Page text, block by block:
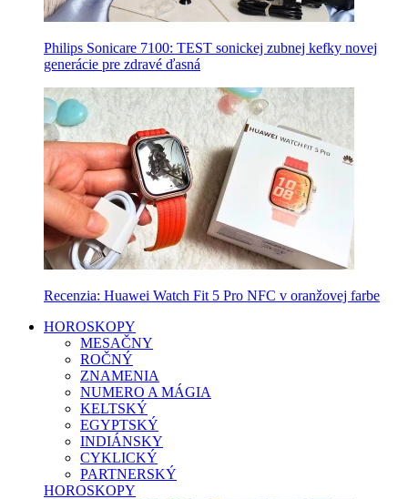
Philips Sonicare 7100: TEST sonickej zubnej kefky novej
generácie pre zdravé ďasná
Recenzia: Huawei Watch Fit 5 Pro NFC v oranžovej farbe
HOROSKOPY
MESAČNY
ROČNÝ
ZNAMENIA
NUMERO A MÁGIA
KELTSKÝ
EGYPTSKÝ
INDIÁNSKY
CYKLICKÝ
PARTNERSKÝ
HOROSKOPY